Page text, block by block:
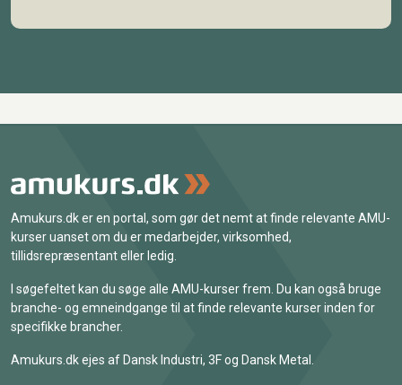
Amukurs.dk er en portal, som gør det nemt at finde relevante AMU-
kurser uanset om du er medarbejder, virksomhed,
tillidsrepræsentant eller ledig.
I søgefeltet kan du søge alle AMU-kurser frem. Du kan også bruge
branche- og emneindgange til at finde relevante kurser inden for
specifikke brancher.
Amukurs.dk ejes af Dansk Industri, 3F og Dansk Metal.